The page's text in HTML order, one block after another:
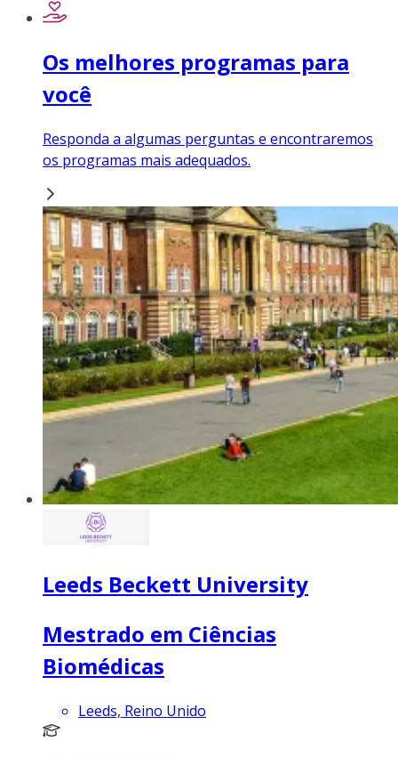
Os melhores programas para
você
Responda a algumas perguntas e encontraremos
os programas mais adequados.
Leeds Beckett University
Mestrado em Ciências
Biomédicas
Leeds, Reino Unido